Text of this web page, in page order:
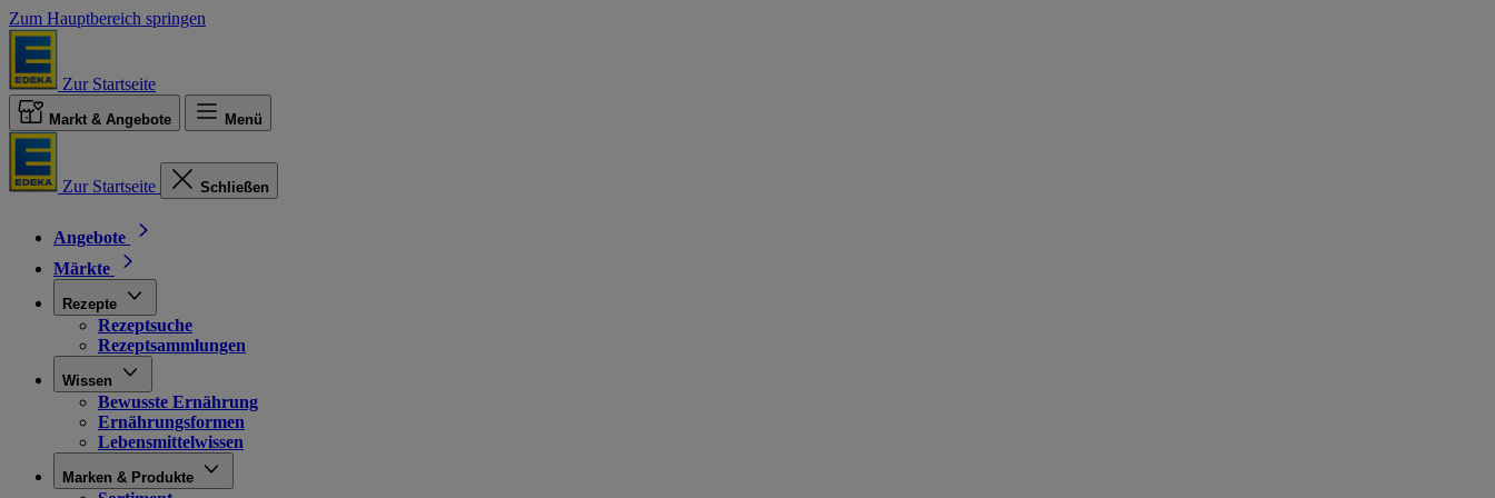
Zum Hauptbereich springen
Zur Startseite
Markt & Angebote Menü
Zur Startseite Schließen
Angebote
Märkte
Rezepte
Rezeptsuche
Rezeptsammlungen
Wissen
Bewusste Ernährung
Ernährungsformen
Lebensmittelwissen
Marken & Produkte